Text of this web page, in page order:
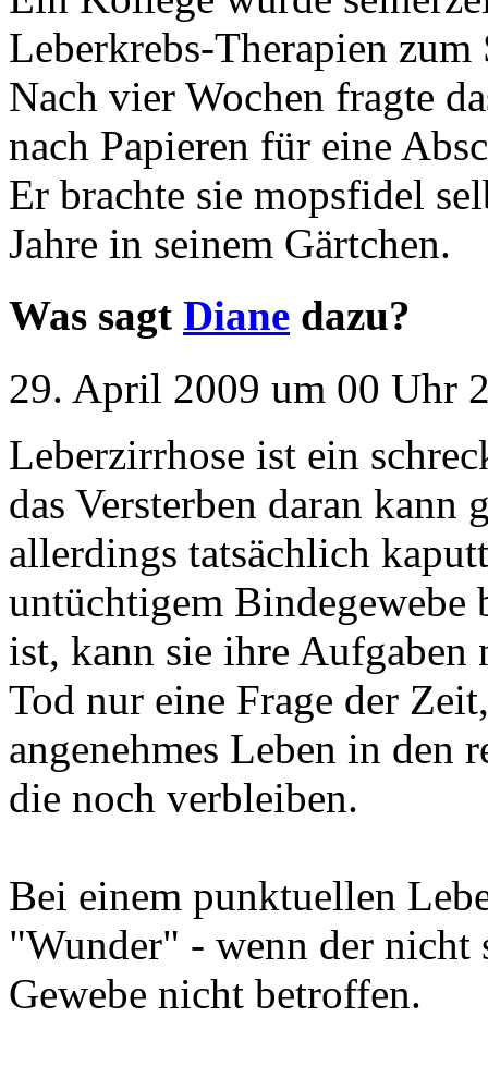
Leberkrebs-Therapien zum
Nach vier Wochen fragte
nach Papieren für eine
Er brachte sie mopsfidel
Jahre in seinem Gärtchen.
Was sagt Diane dazu?
29. April 2009 um 00 Uhr
Leberzirrhose ist ein
das Versterben daran kann
allerdings tatsächlich
untüchtigem Bindegewebe
ist, kann sie ihre
Tod nur eine Frage der
angenehmes Leben in den
die noch verbleiben.
Bei einem punktuellen
"Wunder" - wenn der nicht
Gewebe nicht betroffen.